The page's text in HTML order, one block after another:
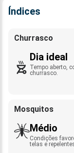
Índices
Churrasco
Dia ideal
Tempo aberto,
churrasco.
Mosquitos
Médio
Condições
telas e